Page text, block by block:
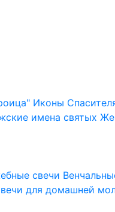
Иконы
имена святых
свечи
для домашней